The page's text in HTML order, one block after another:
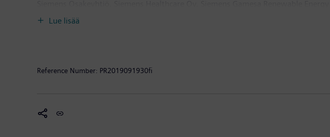
Siemens Financial Services, sivuliike Suomessa. Siemens Osakeyhtiöllä on
Lue lisää
Reference Number: PR2019091930fi